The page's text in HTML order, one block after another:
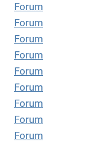
Forum
Forum
Forum
Forum
Forum
Forum
Forum
Forum
Forum